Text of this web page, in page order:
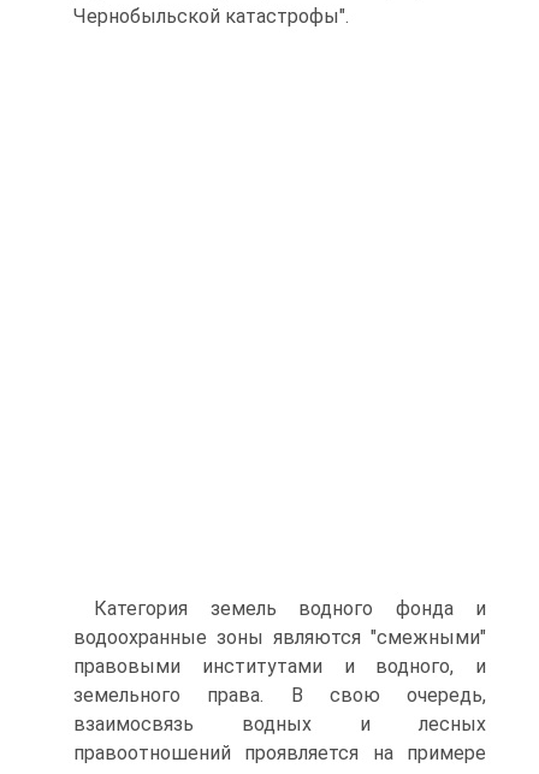
Чернобыльской катастрофы".
Категория земель водного фонда и
водоохранные зоны являются "смежными"
правовыми институтами и водного, и
земельного права. В свою очередь,
взаимосвязь водных и лесных
правоотношений проявляется на примере